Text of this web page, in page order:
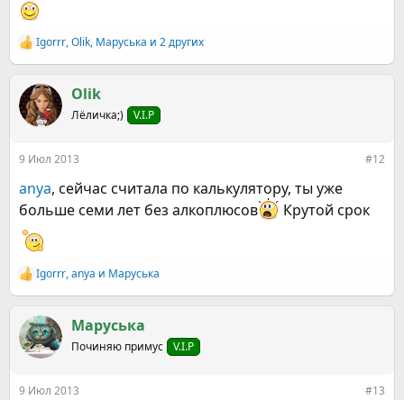
Р
е
к
ц
и
Igorrr,Olik, Маруська и 2 других
Olik
Лёличка;) V.I.P
9 Июл 2013 #12
anya, сейчас считала по калькулятору, ты уже
больше семи лет без алкоплюсов
Крутой срок
Р
е
к
ц
и
Igorrr,anya и Маруська
Маруська
Починяю примус V.I.P
9 Июл 2013 #13